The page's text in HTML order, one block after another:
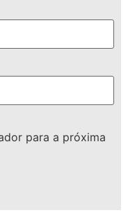
para a próxima